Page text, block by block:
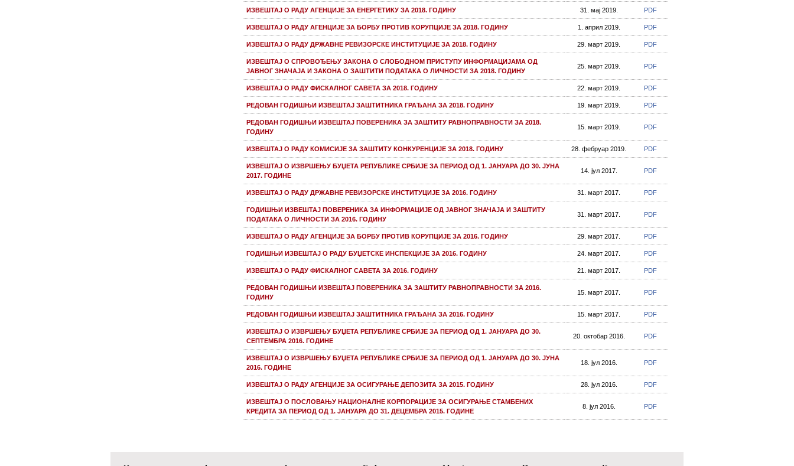
ИЗВЕШТАЈ О РАДУ АГЕНЦИЈЕ ЗА ЕНЕРГЕТИКУ ЗА 2018. ГОДИНУ 31. мај 2019. PDF
ИЗВЕШТАЈ О РАДУ АГЕНЦИЈЕ ЗА БОРБУ ПРОТИВ КОРУПЦИЈЕ ЗА 2018. ГОДИНУ 1. април 2019. PDF
ИЗВЕШТАЈ О РАДУ ДРЖАВНЕ РЕВИЗОРСКЕ ИНСТИТУЦИЈЕ ЗА 2018. ГОДИНУ 29. март 2019. PDF
ИЗВЕШТАЈ О СПРОВОЂЕЊУ ЗАКОНА О СЛОБОДНОМ ПРИСТУПУ ИНФОРМАЦИЈАМА ОД
ЈАВНОГ ЗНАЧАЈА И ЗАКОНА О ЗАШТИТИ ПОДАТАКА О ЛИЧНОСТИ ЗА 2018. ГОДИНУ
25. март 2019. PDF
ИЗВЕШТАЈ О РАДУ ФИСКАЛНОГ САВЕТА ЗА 2018. ГОДИНУ 22. март 2019. PDF
РЕДОВАН ГОДИШЊИ ИЗВЕШТАЈ ЗАШТИТНИКА ГРАЂАНА ЗА 2018. ГОДИНУ 19. март 2019. PDF
РЕДОВАН ГОДИШЊИ ИЗВЕШТАЈ ПОВЕРЕНИКА ЗА ЗАШТИТУ РАВНОПРАВНОСТИ ЗА 2018.
ГОДИНУ
15. март 2019. PDF
ИЗВЕШТАЈ О РАДУ КОМИСИЈЕ ЗА ЗАШТИТУ КОНКУРЕНЦИЈЕ ЗА 2018. ГОДИНУ 28. фебруар 2019. PDF
ИЗВЕШТАЈ О ИЗВРШЕЊУ БУЏЕТА РЕПУБЛИКЕ СРБИЈЕ ЗА ПЕРИОД ОД 1. ЈАНУАРА ДО 30. ЈУНА
2017. ГОДИНЕ
14. јул 2017. PDF
ИЗВЕШТАЈ О РАДУ ДРЖАВНЕ РЕВИЗОРСКЕ ИНСТИТУЦИЈЕ ЗА 2016. ГОДИНУ 31. март 2017. PDF
ГОДИШЊИ ИЗВЕШТАЈ ПОВЕРЕНИКА ЗА ИНФОРМАЦИЈЕ ОД ЈАВНОГ ЗНАЧАЈА И ЗАШТИТУ
ПОДАТАКА О ЛИЧНОСТИ ЗА 2016. ГОДИНУ
31. март 2017. PDF
ИЗВЕШТАЈ О РАДУ АГЕНЦИЈЕ ЗА БОРБУ ПРОТИВ КОРУПЦИЈЕ ЗА 2016. ГОДИНУ 29. март 2017. PDF
ГОДИШЊИ ИЗВЕШТАЈ О РАДУ БУЏЕТСКЕ ИНСПЕКЦИЈЕ ЗА 2016. ГОДИНУ 24. март 2017. PDF
ИЗВЕШТАЈ О РАДУ ФИСКАЛНОГ САВЕТА ЗА 2016. ГОДИНУ 21. март 2017. PDF
РЕДОВАН ГОДИШЊИ ИЗВЕШТАЈ ПОВЕРЕНИКА ЗА ЗАШТИТУ РАВНОПРАВНОСТИ ЗА 2016.
ГОДИНУ
15. март 2017. PDF
РЕДОВАН ГОДИШЊИ ИЗВЕШТАЈ ЗАШТИТНИКА ГРАЂАНА ЗА 2016. ГОДИНУ 15. март 2017. PDF
ИЗВЕШТАЈ О ИЗВРШЕЊУ БУЏЕТА РЕПУБЛИКЕ СРБИЈЕ ЗА ПЕРИОД ОД 1. ЈАНУАРА ДО 30.
СЕПТЕМБРА 2016. ГОДИНЕ
20. октобар 2016. PDF
ИЗВЕШТАЈ О ИЗВРШЕЊУ БУЏЕТА РЕПУБЛИКЕ СРБИЈЕ ЗА ПЕРИОД ОД 1. ЈАНУАРА ДО 30. ЈУНА
2016. ГОДИНЕ
18. јул 2016. PDF
ИЗВЕШТАЈ О РАДУ АГЕНЦИЈЕ ЗА ОСИГУРАЊЕ ДЕПОЗИТА ЗА 2015. ГОДИНУ 28. јул 2016. PDF
ИЗВЕШТАЈ О ПОСЛОВАЊУ НАЦИОНАЛНЕ КОРПОРАЦИЈЕ ЗА ОСИГУРАЊЕ СТАМБЕНИХ
КРЕДИТА ЗА ПЕРИОД ОД 1. ЈАНУАРА ДО 31. ДЕЦЕМБРА 2015. ГОДИНЕ
8. јул 2016. PDF